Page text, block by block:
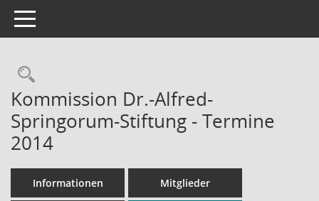
Toggle navigation
Rechercheauswahl
Kommission Dr.-Alfred-
Springorum-Stiftung - Termine
2014
Informationen Mitglieder